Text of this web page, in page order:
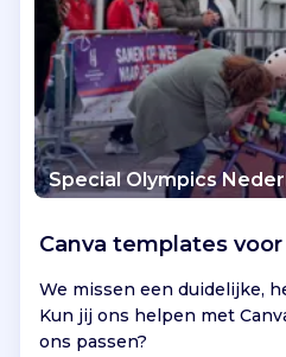
Special Olympics
Canva templates
We missen een duidelijke,
Kun jij ons helpen met
ons passen?